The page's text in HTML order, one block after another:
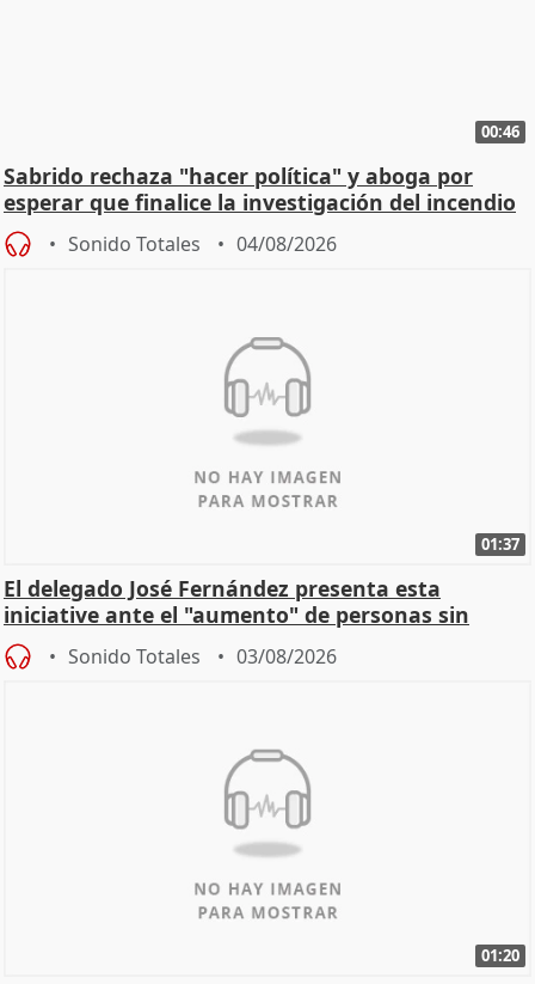
00:46
Sabrido rechaza "hacer política" y aboga por
esperar que finalice la investigación del incendio
Sonido Totales 04/08/2026
01:37
El delegado José Fernández presenta esta
iniciative ante el "aumento" de personas sin
hogar en Madri
Sonido Totales 03/08/2026
01:20